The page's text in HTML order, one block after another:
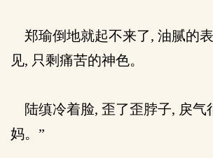
郑瑜倒地就起不来了, 油腻的
见, 只剩痛苦的神色。
陆缜冷着脸, 歪了歪脖子, 戾气
妈。”